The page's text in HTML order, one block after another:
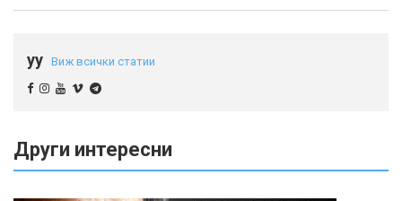
yy Виж всички статии
Други интересни